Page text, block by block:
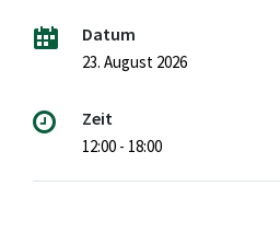
Datum
23. August 2026
Zeit
12:00 - 18:00